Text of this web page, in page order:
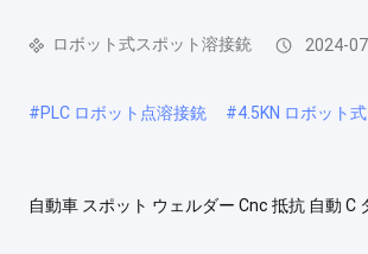
ロボット式スポット溶接銃 2024-
#PLC ロボット点溶接銃 #4.5KN ロボット
自動車 スポット ウェルダー Cnc 抵抗 自動